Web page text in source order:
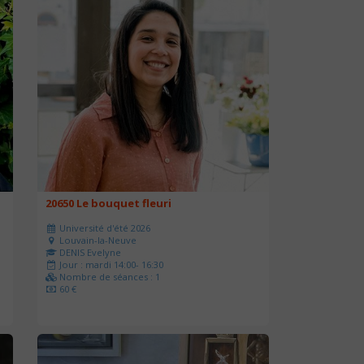
20650 Le bouquet fleuri
Université d'été 2026
Louvain-la-Neuve
DENIS Evelyne
Jour : mardi 14:00- 16:30
Nombre de séances : 1
60 €